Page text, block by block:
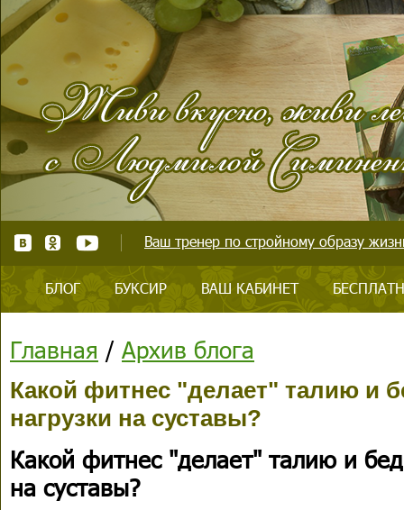
Ваш тренер по стройному образу
БЛОГ БУКСИР ВАШ КАБИНЕТ
Главная / Архив блога
Какой фитнес "делает" талию и
нагрузки на суставы?
Какой фитнес "делает" талию и
на суставы?